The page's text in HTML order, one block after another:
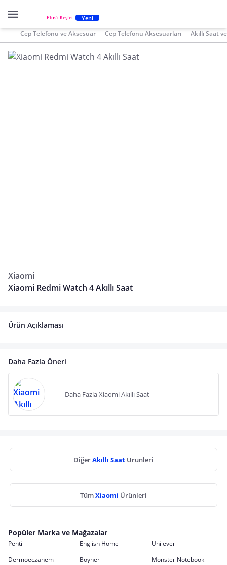
Plus'ı Keşfet Yeni
Cep Telefonu ve Aksesuar Cep Telefonu Aksesuarları Akıllı Saat
Xiaomi
Xiaomi Redmi Watch 4 Akıllı Saat
Ürün Açıklaması
Daha Fazla Öneri
Daha Fazla Xiaomi Akıllı Saat
DiğerAkıllı Saat Ürünleri
TümXiaomi Ürünleri
Popüler Marka ve Mağazalar
Penti English Home
Unilever
Dermoeczanem
Boyner
Monster Notebook